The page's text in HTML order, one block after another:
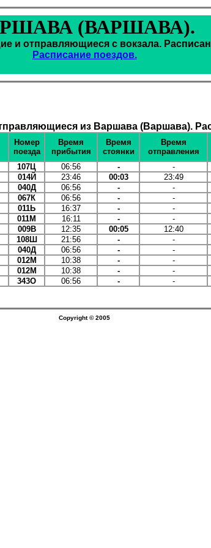
(ВАРШАВА).
и отправляющиеся с вокзала.
Расписание поездов.
из Варшава (Варшава).
Номер
поезда
Время
прибытия
Время
стоянки
Время
отправления
107Ц 06:56 - -
014Й 23:46 00:03 23:49
040Д 06:56 - -
067К 06:56 - -
011Ь 16:37 - -
011М 16:11 - -
009В 12:35 00:05 12:40
108Ш 21:56 - -
040Д 06:56 - -
012М 10:38 - -
012М 10:38 - -
343О 06:56 - -
Copyright © 2005